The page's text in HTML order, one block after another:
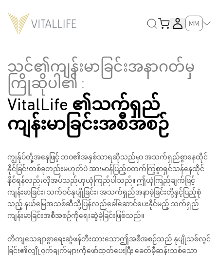
MM
သင်၏ကျန်းမာခြင်းအနာဂတ်မှ
ကြိုဆိုပါ၏ :
VitalLife ၏သက်ရှည်
ကျန်းမာခြင်းအစီအစဉ်
ကျွန်ုပ်တို့အနေဖြင့် ဘဝ၏အနှစ်သာရဆိုသည်မှာ အသက်ရှည်စွာနေထိုင်
နိုင်ခြင်းတစ်ခုတည်းမဟုတ်ပဲ အားမာန်ပြည့်ဝတက်ကြွစွာရှင်သန်နေထိုင်
နိုင်ရန်လည်းလိုအပ်သည်ဟုယုံကြည်ပါသည်။ ဤယုံကြည်ချက်ဖြင့်
ကျန်းမာခြင်း၊ သက်ဝင်နုပျိုခြင်း၊ အသက်ရှည်အနာမဲ့ခြင်းတို့နှင့်ပြည့်စုံ
သည့် နယ်မြေအသစ်ဆီသို့ပြန်လည်ခေါ်ဆောင်ပေးနိုင်မည့် သက်ရှည်
ကျန်းမာခြင်းအစီအစဉ်ကိုရေးဆွဲခဲ့ခြင်းဖြစ်သည်။
တိကျသေချာစွာရေးဆွဲဖန်တီးထားသောဤအစီအစဉ်သည် နုပျိုသစ်လွင်
ခြင်း၏လျှို့ဝှက်ချက်များကိုဖော်ထုတ်ပေးပြီး ခေတ်မှီဆန်းသစ်သော